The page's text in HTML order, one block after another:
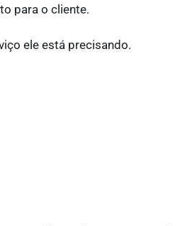
para o cliente.
ele está precisando.